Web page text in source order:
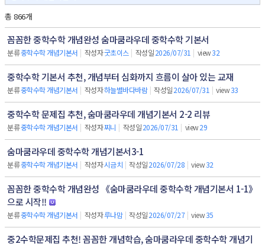
총 866개
꼼꼼한 중학수학 개념완성 숨마쿰라우데 중학수학 기본서
분류중학수학 개념기본서 | 작성자굿초이스 | 작성일2026/07/31 | view32
중학수학 기본서 추천, 개념부터 심화까지 흐름이 살아 있는 교재
분류중학수학 개념기본서 | 작성자하늘별바다바람 | 작성일2026/07/31 | view33
중학수학 문제집 추천, 숨마쿰라우데 개념기본서 2-2 리뷰
분류중학수학 개념기본서 | 작성자찌니 | 작성일2026/07/31 | view29
숨마쿰라우데 중학수학 개념기본서3-1
분류중학수학 개념기본서 | 작성자시금치 | 작성일2026/07/28 | view32
꼼꼼한 중학수학 개념완성 《숨마쿰라우데 중학수학 개념기본서 1-1》
으로 시작!!
분류중학수학 개념기본서 | 작성자루나맘 | 작성일2026/07/27 | view35
중2수학문제집 추천! 꼼꼼한 개념학습, 숨마쿰라우데 중학수학 개념기